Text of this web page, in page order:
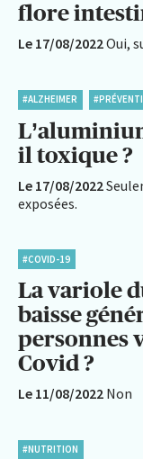
flore
Le 17/08/2022Oui,
#ALZHEIMER
il toxique ?
Le 17/08/2022
exposées.
#COVID-19
La variole
baisse
personnes
Covid ?
Le 11/08/2022 Non
#NUTRITION